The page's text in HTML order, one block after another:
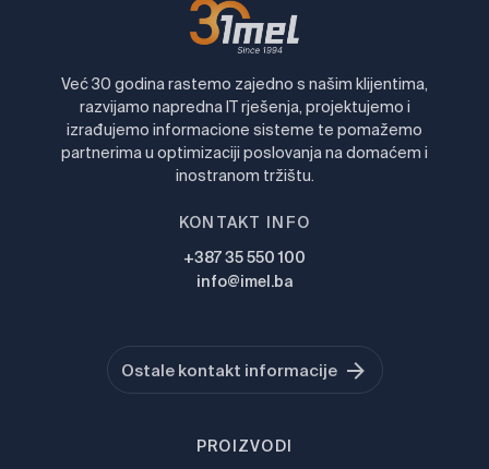
Već 30 godina rastemo zajedno s našim klijentima,
razvijamo napredna IT rješenja, projektujemo i
izrađujemo informacione sisteme te pomažemo
partnerima u optimizaciji poslovanja na domaćem i
inostranom tržištu.
KONTAKT INFO
+387 35 550 100
info@imel.ba
Ostale kontakt informacije
PROIZVODI